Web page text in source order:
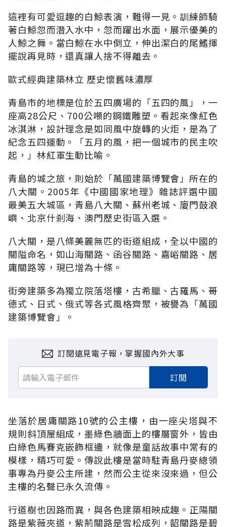
這裡有可愛逗趣的白鯨表演，難得一見。訓練師騎
著白鯨忽而潛入水中，忽而躍出水面，展示優美的
人鯨之舞。當白鯨在水中倒立，伸出潔白的尾鰭揮
擺說再見時，還真讓人捨不得離去。
歐式經典建築林立 歷史懷舊味濃厚
青島市的地標是位於五四廣場的「五四的風」，一
座高28公尺、700公噸的鋼鐵雕塑。看起來像紅色
冰淇淋，設計理念是如同風中旋轉的火炬，是為了
紀念五四運動。「五月的風，把一個城市的民主吹
起，」林紅軍生動比喻。
青島的城之旅，則始於「萬國建築博覽會」所在的
八大關。2005年《中國國家地理》雜誌評選中國
最美五大城區，青島八大關、蘇州老城、廈門鼓浪
嶼、北京什剎海、澳門歷史街區入選。
八大關，是八條美麗無匹的街道組成，全以中國的
關隘命名，如山海關路、函谷關路、嘉峪關路、居
庸關路等，現已增為十條。
街旁建築多為獨立院落塔樓，古希臘、古羅馬、哥
德式、日式、俄式等各式風格齊聚，被譽為「萬國
建築博覽會」。
訂閱遠見電子報，掌握國內外大事
訂閱
坐落於居庸關路10號的公主樓，由一座尖塔與不
規則斜頂屋組成，墨綠色牆面上的樓層窗外，皆由
白綠色馬賽克嵌飾框邊，就像是童話故事中常有的
模樣，精巧可愛。傳說此樓是當時駐青島丹麥總領
事專為丹麥公主所建，然而公主從來沒來過，但公
主樓的名聲已永久流傳。
行道樹也因路而異，與各色建築相映成趣。正陽關
路是紫薇夾道，紫荊關路是雪松成列，韶關路是碧